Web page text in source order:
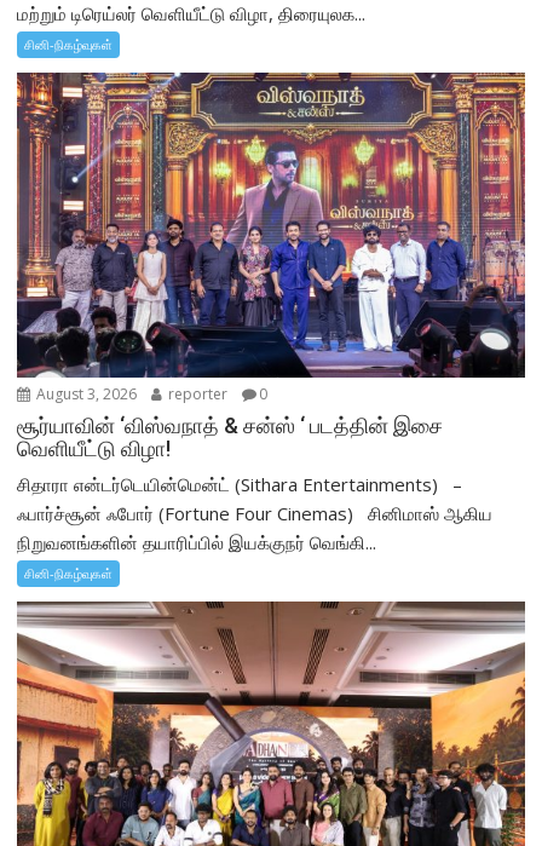
மற்றும் டிரெய்லர் வெளியீட்டு விழா, திரையுலக...
சினி-நிகழ்வுகள்
August 3, 2026 reporter 0
சூர்யாவின் ‘விஸ்வநாத் & சன்ஸ் ‘ படத்தின் இசை
வெளியீட்டு விழா!
சிதாரா என்டர்டெயின்மென்ட் (Sithara Entertainments) –
ஃபார்ச்சூன் ஃபோர் (Fortune Four Cinemas) சினிமாஸ் ஆகிய
நிறுவனங்களின் தயாரிப்பில் இயக்குநர் வெங்கி...
சினி-நிகழ்வுகள்